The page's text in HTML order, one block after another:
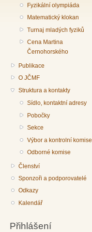
Fyzikální olympiáda
Matematický klokan
Turnaj mladých fyziků
Cena Martina
Černohorského
Publikace
O JČMF
Struktura a kontakty
Sídlo, kontaktní adresy
Pobočky
Sekce
Výbor a kontrolní komise
Odborné komise
Členství
Sponzoři a podporovatelé
Odkazy
Kalendář
Přihlášení